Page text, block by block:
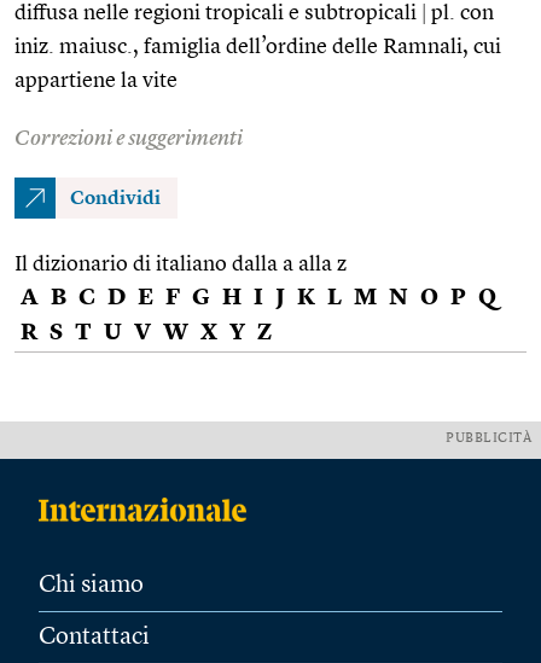
diffusa nelle regioni tropicali e subtropicali
pl. con
iniz. maiusc., famiglia dell’ordine delle Ramnali, cui
appartiene la vite
Correzioni e suggerimenti
Condividi
Il dizionario di italiano dalla a alla z
A B C D E F G H I J K L M N O P Q
R S T U V W X Y Z
PUBBLICITÀ
Chi siamo
Contattaci